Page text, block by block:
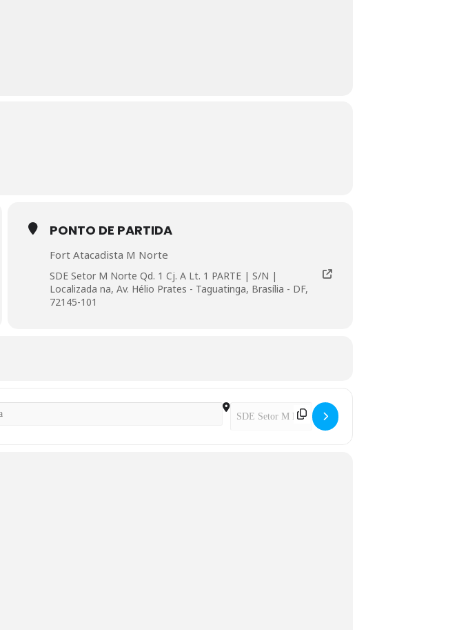
PONTO DE PARTIDA
Fort Atacadista M Norte
SDE Setor M Norte Qd. 1 Cj. A Lt. 1 PARTE | S/N |
Localizada na, Av. Hélio Prates - Taguatinga, Brasília - DF,
72145-101
Destination Address - Pedal Iniciante []